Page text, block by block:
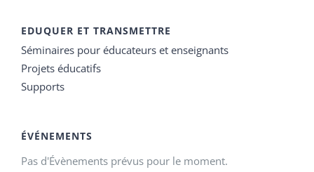
EDUQUER ET TRANSMETTRE
Séminaires pour éducateurs et enseignants
Projets éducatifs
Supports
ÉVÉNEMENTS
Pas d'Évènements prévus pour le moment.